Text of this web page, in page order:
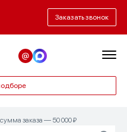
Заказать звонок
заказа — 50 000 ₽